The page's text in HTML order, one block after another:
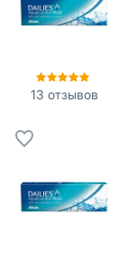
13 отзывов